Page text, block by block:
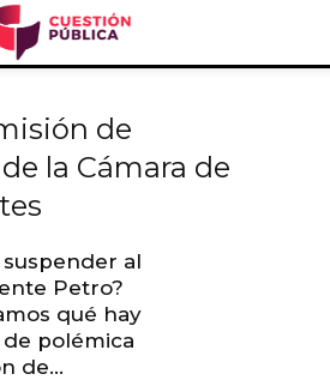
de
la Cámara de
suspender al
Petro?
qué hay
polémica
de...